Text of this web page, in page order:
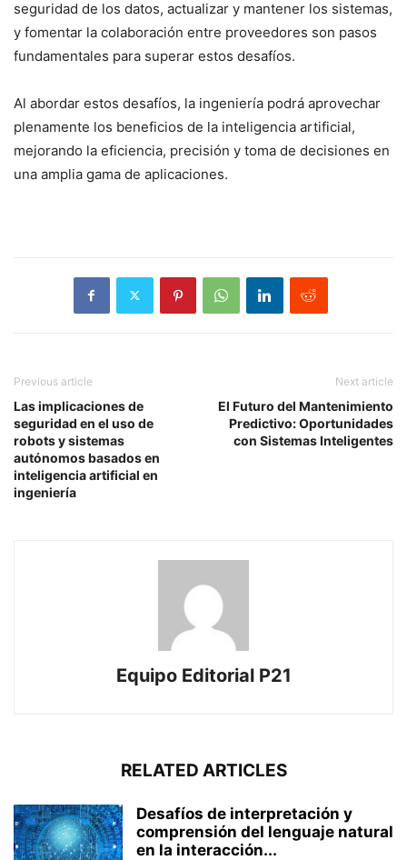
seguridad de los datos, actualizar y mantener los sistemas,
y fomentar la colaboración entre proveedores son pasos
fundamentales para superar estos desafíos.
Al abordar estos desafíos, la ingeniería podrá aprovechar
plenamente los beneficios de la inteligencia artificial,
mejorando la eficiencia, precisión y toma de decisiones en
una amplia gama de aplicaciones.
Previous article
Las implicaciones de
seguridad en el uso de
robots y sistemas
autónomos basados en
inteligencia artificial en
ingeniería
Next article
El Futuro del Mantenimiento
Predictivo: Oportunidades
con Sistemas Inteligentes
Equipo Editorial P21
RELATED ARTICLES
Desafíos de interpretación y
comprensión del lenguaje natural
en la interacción...